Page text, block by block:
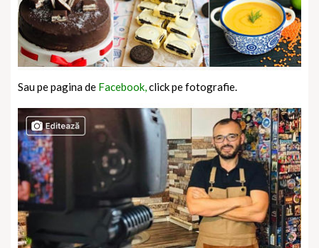
Sau pe pagina de Facebook,click pe fotografie.